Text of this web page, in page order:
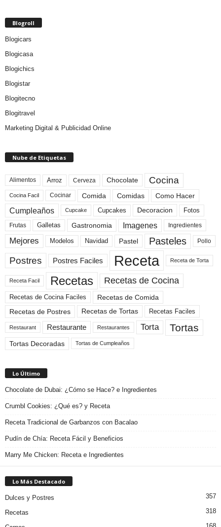
Blogroll
Blogicars
Blogicasa
Blogichics
Blogistar
Blogitecno
Blogitravel
Marketing Digital & Publicidad Online
Nube de Etiquetas
Alimentos Arroz Cerveza Chocolate Cocina
Cocina Facil Cocinar Comida Comidas Como Hacer
Cumpleaños Cupcake Cupcakes Decoracion Fotos
Frutas Galletas Gastronomia Imagenes Ingredientes
Mejores Modelos Navidad Pastel Pasteles Pollo
Postres Postres Faciles Receta Receta de Torta
Receta Facil Recetas Recetas de Cocina
Recetas de Cocina Faciles
Recetas de Comida
Recetas de Postres
Recetas de Tortas Recetas Faciles
Restaurant Restaurante Restaurantes Torta Tortas
Tortas Decoradas Tortas de Cumpleaños
Lo Último
Chocolate de Dubai: ¿Cómo se Hace? e Ingredientes
Crumbl Cookies: ¿Qué es? y Receta
Receta Tradicional de Garbanzos con Bacalao
Pudín de Chía: Receta Fácil y Beneficios
Marry Me Chicken: Receta e Ingredientes
Lo Más Destacado
Dulces y Postres 357
Recetas 318